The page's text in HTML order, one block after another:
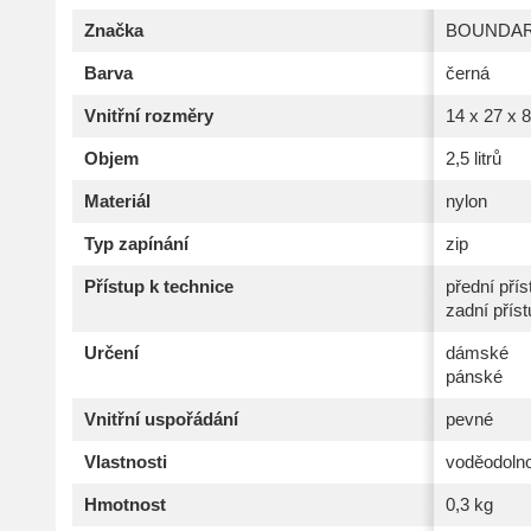
Značka
Barva černá
Vnitřní rozměry 14 x 27 x 8
Objem 2,5 litrů
Materiál nylon
Typ zapínání zip
Přístup k technice
přední
zadní
Určení
dámské
pánské
Vnitřní uspořádání pevné
Vlastnosti
Hmotnost 0,3 kg